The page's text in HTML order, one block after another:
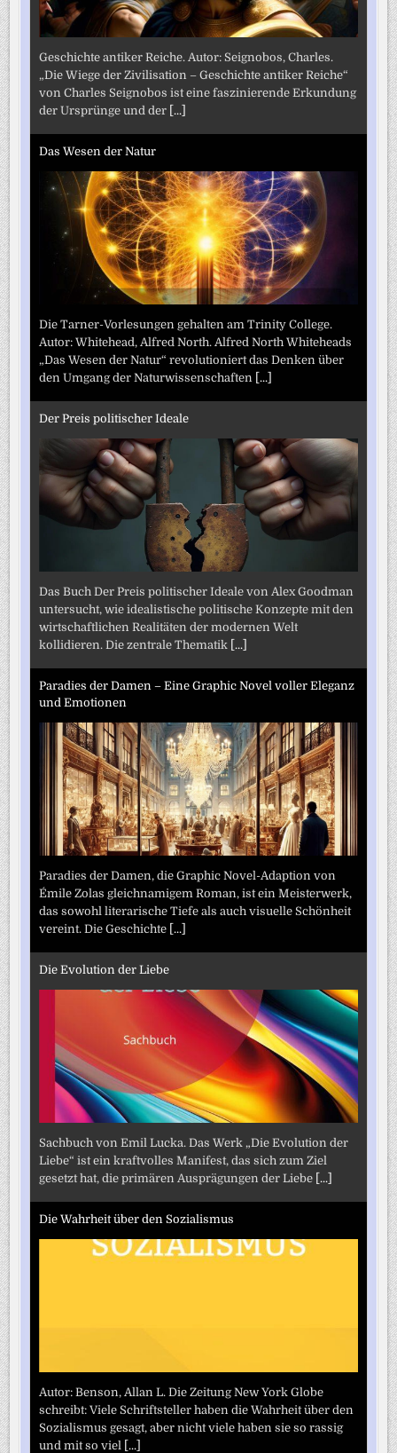
Geschichte antiker Reiche. Autor: Seignobos, Charles.
„Die Wiege der Zivilisation – Geschichte antiker Reiche“
von Charles Seignobos ist eine faszinierende Erkundung
der Ursprünge und der [...]
Das Wesen der Natur
Die Tarner-Vorlesungen gehalten am Trinity College.
Autor: Whitehead, Alfred North. Alfred North Whiteheads
„Das Wesen der Natur“ revolutioniert das Denken über
den Umgang der Naturwissenschaften
[...]
Der Preis politischer Ideale
Das Buch Der Preis politischer Ideale von Alex Goodman
untersucht, wie idealistische politische Konzepte mit den
wirtschaftlichen Realitäten der modernen Welt
kollidieren. Die zentrale Thematik [...]
Paradies der Damen – Eine Graphic Novel voller Eleganz
und Emotionen
Paradies der Damen, die Graphic Novel-Adaption von
Émile Zolas gleichnamigem Roman, ist ein Meisterwerk,
das sowohl literarische Tiefe als auch visuelle Schönheit
vereint. Die Geschichte [...]
Die Evolution der Liebe
Sachbuch von Emil Lucka. Das Werk „Die Evolution der
Liebe“ ist ein kraftvolles Manifest, das sich zum Ziel
gesetzt hat, die primären Ausprägungen der Liebe [...]
Die Wahrheit über den Sozialismus
Autor: Benson, Allan L. Die Zeitung New York Globe
schreibt: Viele Schriftsteller haben die Wahrheit über den
Sozialismus gesagt, aber nicht viele haben sie so rassig
und mit so viel
[...]